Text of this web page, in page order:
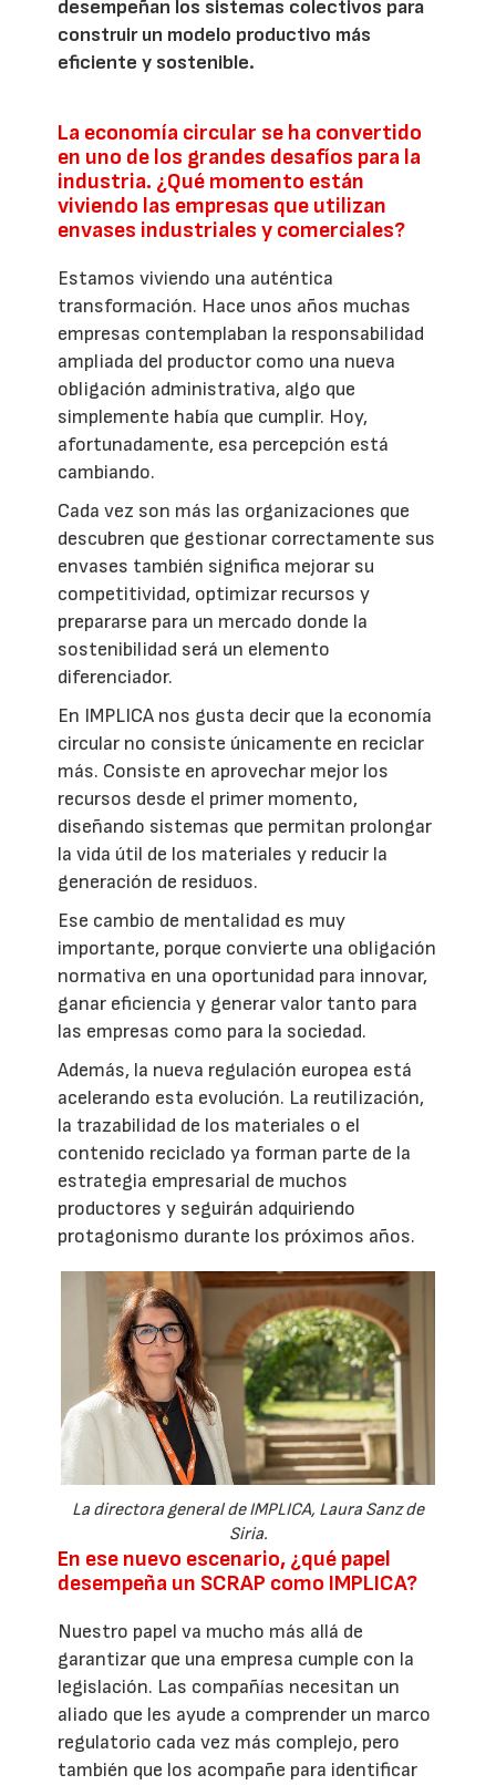
desempeñan los sistemas colectivos para
construir un modelo productivo más
eficiente y sostenible.
La economía circular se ha convertido
en uno de los grandes desafíos para la
industria. ¿Qué momento están
viviendo las empresas que utilizan
envases industriales y comerciales?
Estamos viviendo una auténtica
transformación. Hace unos años muchas
empresas contemplaban la responsabilidad
ampliada del productor como una nueva
obligación administrativa, algo que
simplemente había que cumplir. Hoy,
afortunadamente, esa percepción está
cambiando.
Cada vez son más las organizaciones que
descubren que gestionar correctamente sus
envases también significa mejorar su
competitividad, optimizar recursos y
prepararse para un mercado donde la
sostenibilidad será un elemento
diferenciador.
En IMPLICA nos gusta decir que la economía
circular no consiste únicamente en reciclar
más. Consiste en aprovechar mejor los
recursos desde el primer momento,
diseñando sistemas que permitan prolongar
la vida útil de los materiales y reducir la
generación de residuos.
Ese cambio de mentalidad es muy
importante, porque convierte una obligación
normativa en una oportunidad para innovar,
ganar eficiencia y generar valor tanto para
las empresas como para la sociedad.
Además, la nueva regulación europea está
acelerando esta evolución. La reutilización,
la trazabilidad de los materiales o el
contenido reciclado ya forman parte de la
estrategia empresarial de muchos
productores y seguirán adquiriendo
protagonismo durante los próximos años.
La directora general de IMPLICA, Laura Sanz de
Siria.
En ese nuevo escenario, ¿qué papel
desempeña un SCRAP como IMPLICA?
Nuestro papel va mucho más allá de
garantizar que una empresa cumple con la
legislación. Las compañías necesitan un
aliado que les ayude a comprender un marco
regulatorio cada vez más complejo, pero
también que los acompañe para identificar